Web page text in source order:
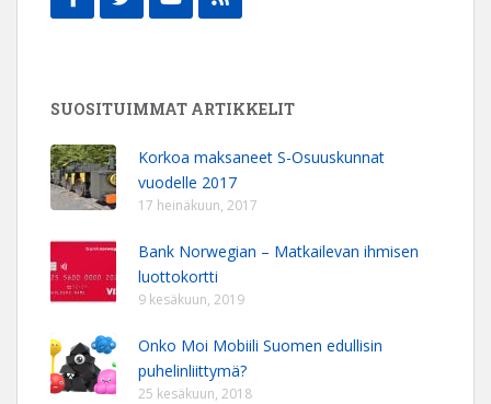
SUOSITUIMMAT ARTIKKELIT
Korkoa maksaneet S-Osuuskunnat
vuodelle 2017
17 heinäkuun, 2017
Bank Norwegian – Matkailevan ihmisen
luottokortti
9 kesäkuun, 2019
Onko Moi Mobiili Suomen edullisin
puhelinliittymä?
25 kesäkuun, 2018